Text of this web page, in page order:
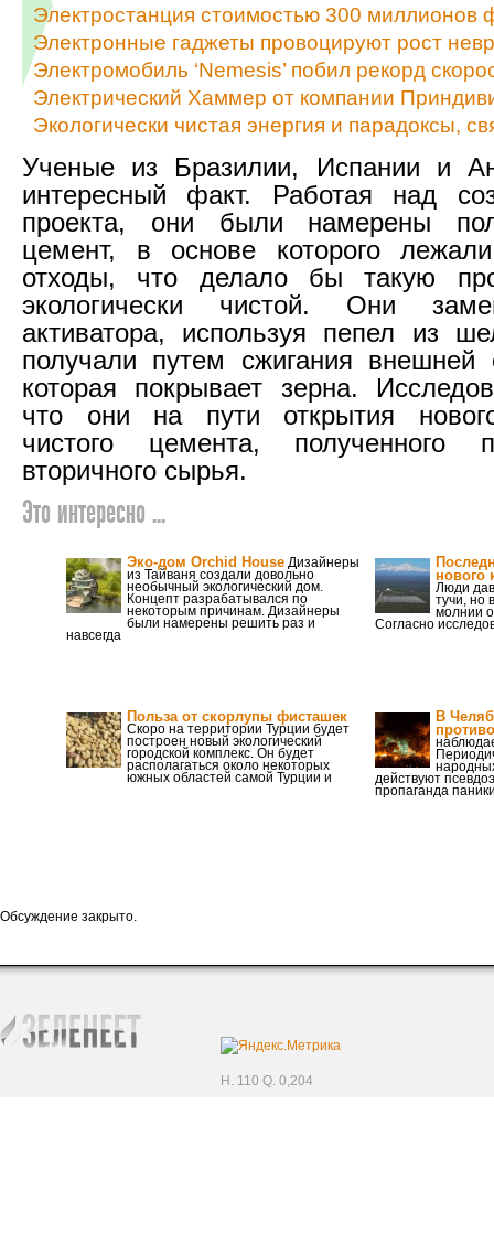
Электростанция стоимостью 300 миллионов
Электронные гаджеты провоцируют рост
Электромобиль ‘Nemesis’ побил рекорд
Электрический Хаммер от компании
Экологически чистая энергия и парадоксы,
Ученые из Бразилии, Испании и
интересный факт. Работая над
проекта, они были намерены
цемент, в основе которого
отходы, что делало бы такую
экологически чистой. Они
активатора, используя пепел из
получали путем сжигания внешней
которая покрывает зерна.
что они на пути открытия нового
чистого цемента, полученного
вторичного сырья.
Это интересно ...
Эко-дом Orchid House Дизайнеры
из Тайваня создали довольно
необычный экологический дом.
Концепт разрабатывался по
некоторым причинам. Дизайнеры
были намерены решить раз и
навсегда
нового
Люди
тучи, но
молнии
Согласно
Польза от скорлупы фисташек
Скоро на территории Турции будет
построен новый экологический
городской комплекс. Он будет
располагаться около некоторых
южных областей самой Турции и
В
действуют
пропаганда
Обсуждение закрыто.
H. 110 Q. 0,204